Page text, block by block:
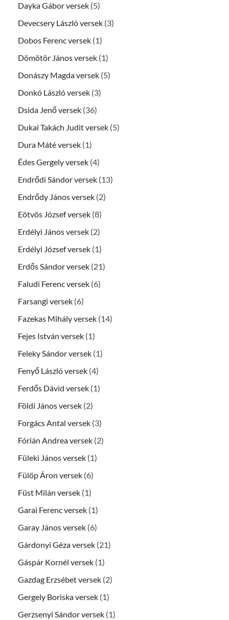
Dayka Gábor versek (5)
Devecsery László versek (3)
Dobos Ferenc versek (1)
Dömötör János versek (1)
Donászy Magda versek (5)
Donkó László versek (3)
Dsida Jenő versek (36)
Dukai Takách Judit versek (5)
Dura Máté versek (1)
Édes Gergely versek (4)
Endrődi Sándor versek (13)
Endrődy János versek (2)
Eötvös József versek (8)
Erdélyi János versek (2)
Erdélyi József versek (1)
Erdős Sándor versek (21)
Faludi Ferenc versek (6)
Farsangi versek (6)
Fazekas Mihály versek (14)
Fejes István versek (1)
Feleky Sándor versek (1)
Fenyő László versek (4)
Ferdős Dávid versek (1)
Földi János versek (2)
Forgács Antal versek (3)
Fórián Andrea versek (2)
Füleki János versek (1)
Fülöp Áron versek (6)
Füst Milán versek (1)
Garai Ferenc versek (1)
Garay János versek (6)
Gárdonyi Géza versek (21)
Gáspár Kornél versek (1)
Gazdag Erzsébet versek (2)
Gergely Boriska versek (1)
Gerzsenyi Sándor versek (1)